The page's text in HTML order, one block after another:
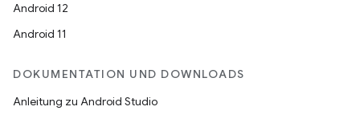
Android 12
Android 11
DOKUMENTATION UND DOWNLOADS
Anleitung zu Android Studio